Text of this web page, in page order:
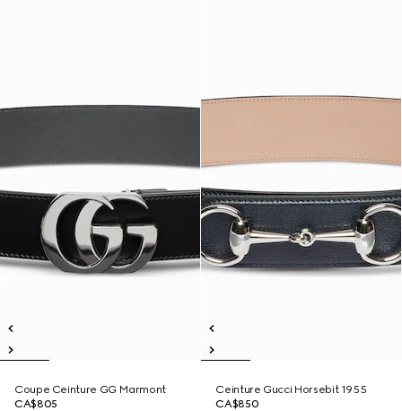
Coupe Ceinture GG Marmont
CA$805
Ceinture Gucci Horsebit 1955
CA$850